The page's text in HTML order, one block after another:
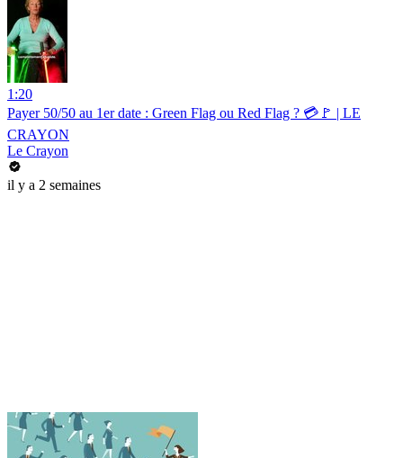
1:20
Payer 50/50 au 1er date : Green Flag ou Red Flag ? 💳🚩 | LE
CRAYON
Le Crayon
il y a 2 semaines